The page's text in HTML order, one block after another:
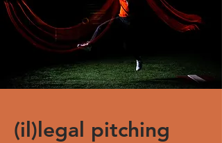
(il)legal pitching